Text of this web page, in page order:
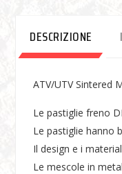
DESCRIZIONE
ATV/UTV Sintered
Le pastiglie freno
Le pastiglie hanno
Il design e i
Le mescole in